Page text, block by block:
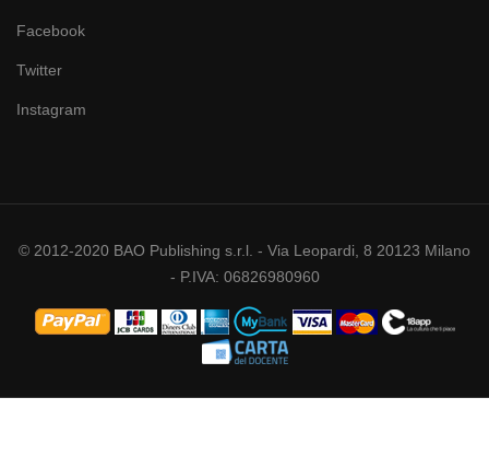
Facebook
Twitter
Instagram
© 2012-2020 BAO Publishing s.r.l. - Via Leopardi, 8 20123 Milano
- P.IVA: 06826980960